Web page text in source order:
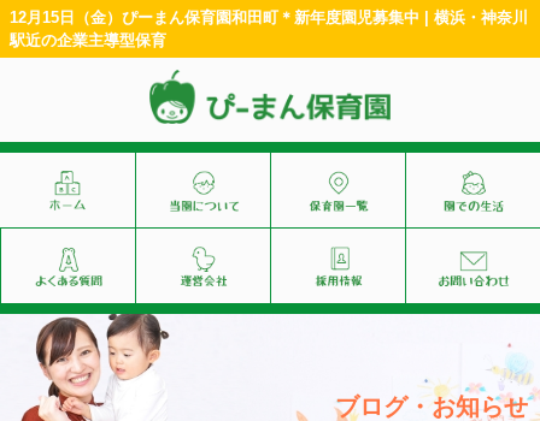
12月15日（金）ぴーまん保育園和田町＊新年度園児募集中 | 横浜・神奈川
駅近の企業主導型保育
ブログ・お知らせ